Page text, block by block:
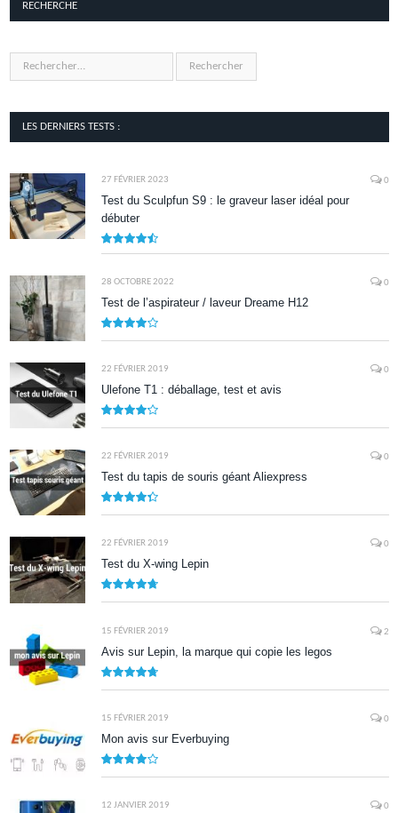
RECHERCHE
LES DERNIERS TESTS :
27 FÉVRIER 2023 0
Test du Sculpfun S9 : le graveur laser idéal pour
débuter
28 OCTOBRE 2022 0
Test de l’aspirateur / laveur Dreame H12
22 FÉVRIER 2019 0
Ulefone T1 : déballage, test et avis
22 FÉVRIER 2019 0
Test du tapis de souris géant Aliexpress
22 FÉVRIER 2019 0
Test du X-wing Lepin
15 FÉVRIER 2019 2
Avis sur Lepin, la marque qui copie les legos
15 FÉVRIER 2019 0
Mon avis sur Everbuying
12 JANVIER 2019 0